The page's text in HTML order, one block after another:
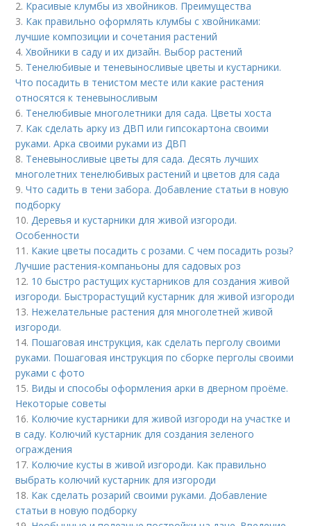
2. Красивые клумбы из хвойников. Преимущества
3. Как правильно оформлять клумбы с хвойниками:
лучшие композиции и сочетания растений
4.Хвойники в саду и их дизайн. Выбор растений
5. Тенелюбивые и теневыносливые цветы и кустарники.
Что посадить в тенистом месте или какие растения
относятся к теневыносливым
6. Тенелюбивые многолетники для сада. Цветы хоста
7. Как сделать арку из ДВП или гипсокартона своими
руками. Арка своими руками из ДВП
8. Теневыносливые цветы для сада. Десять лучших
многолетних тенелюбивых растений и цветов для сада
9.Что садить в тени забора. Добавление статьи в новую
подборку
10.Деревья и кустарники для живой изгороди.
Особенности
11. Какие цветы посадить с розами. С чем посадить розы?
Лучшие растения-компаньоны для садовых роз
12. 10 быстро растущих кустарников для создания живой
изгороди. Быстрорастущий кустарник для живой изгороди
13. Нежелательные растения для многолетней живой
изгороди.
14. Пошаговая инструкция, как сделать перголу своими
руками. Пошаговая инструкция по сборке перголы своими
руками с фото
15. Виды и способы оформления арки в дверном проёме.
Некоторые советы
16. Колючие кустарники для живой изгороди на участке и
в саду. Колючий кустарник для создания зеленого
ограждения
17. Колючие кусты в живой изгороди. Как правильно
выбрать колючий кустарник для изгороди
18. Как сделать розарий своими руками. Добавление
статьи в новую подборку